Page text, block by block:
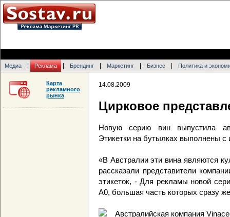
Медиа Реклама Брендинг Маркетинг Бизнес Политика и
14.08.2009
Цирковое
Новую серию вин выпустила
Этикетки на бутылках выполнены с
«В Австралии эти вина являются
рассказали представители
этикеток, - Для рекламы новой
А0, большая часть которых сразу
Карта
рекламного
рынка